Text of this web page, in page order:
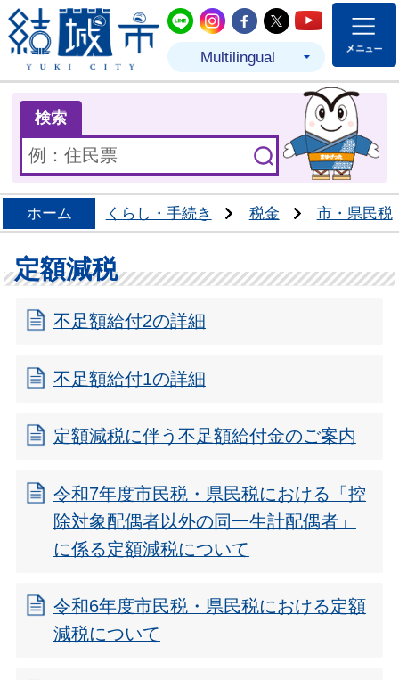
結城市公式LINE
結城市公式Instagram
結城市公式
結城市公式
結城市
Multilingual
検索
ホーム くらし・手続き 税金 市・県民税
定額減税
不足額給付2の詳細
不足額給付1の詳細
定額減税に伴う不足額給付金のご案内
令和7年度市民税・県民税における「控
除対象配偶者以外の同一生計配偶者」
に係る定額減税について
令和6年度市民税・県民税における定額
減税について